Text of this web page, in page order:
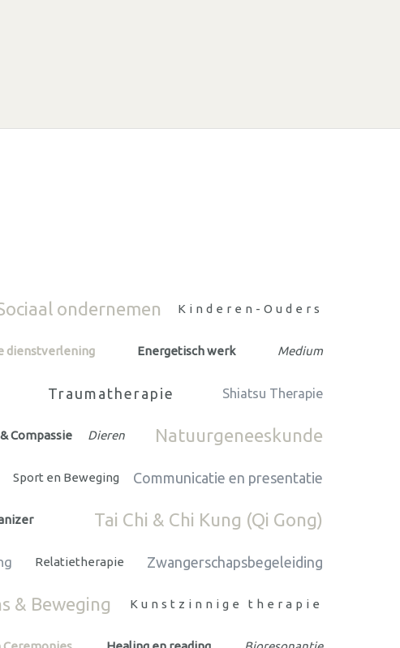
ondernemen Kinderen-Ouders
dienstverlening Energetisch werk Medium
Traumatherapie Shiatsu Therapie
Compassie Dieren Natuurgeneeskunde
Sport en Beweging Communicatie en presentatie
Tai Chi & Chi Kung (Qi Gong)
Relatietherapie Zwangerschapsbegeleiding
& Beweging Kunstzinnige therapie